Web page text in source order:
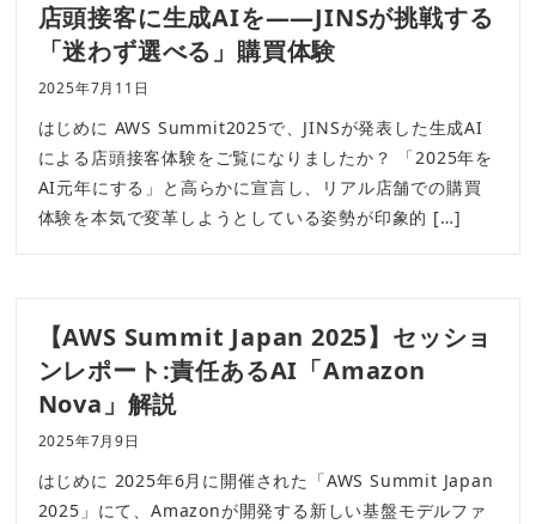
店頭接客に生成AIを——JINSが挑戦する
「迷わず選べる」購買体験
2025年7月11日
はじめに AWS Summit2025で、JINSが発表した生成AI
による店頭接客体験をご覧になりましたか？ 「2025年を
AI元年にする」と高らかに宣言し、リアル店舗での購買
体験を本気で変革しようとしている姿勢が印象的 […]
【AWS Summit Japan 2025】セッショ
ンレポート:責任あるAI「Amazon
Nova」解説
2025年7月9日
はじめに 2025年6月に開催された「AWS Summit Japan
2025」にて、Amazonが開発する新しい基盤モデルファ